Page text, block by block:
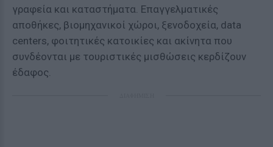
γραφεία και καταστήματα. Επαγγελματικές
αποθήκες, βιομηχανικοί χώροι, ξενοδοχεία, data
centers, φοιτητικές κατοικίες και ακίνητα που
συνδέονται με τουριστικές μισθώσεις κερδίζουν
έδαφος.